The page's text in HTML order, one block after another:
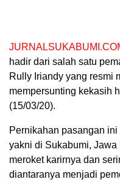
hadir dari salah satu
Rully Iriandy yang resmi
mempersunting kekasih
(15/03/20).
Pernikahan pasangan
yakni di Sukabumi, Jawa
meroket karirnya dan
diantaranya menjadi